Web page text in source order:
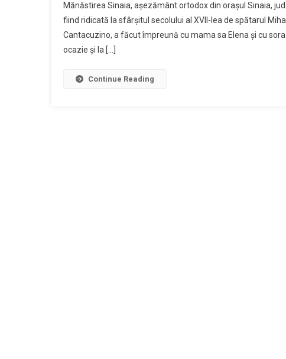
Sinaia
(județul
Prahova)
Mănăstirea Sinaia, așezământ ortodox din orașul Sinaia,
fiind ridicată la sfârșitul secolului al XVII-lea de spătarul
Cantacuzino, a făcut împreună cu mama sa Elena și cu
ocazie și la […]
Continue Reading